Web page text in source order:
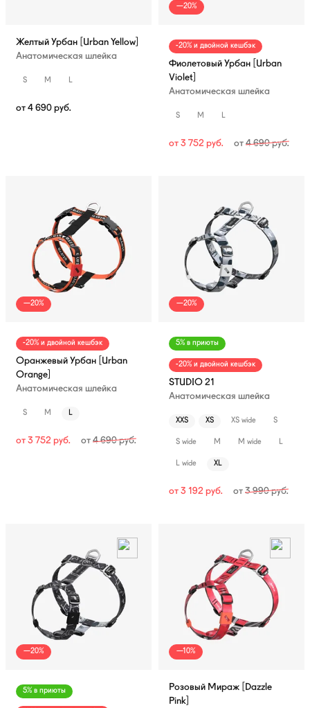
Желтый Урбан [Urban Yellow]
Анатомическая шлейка
S M L
от 4 690 руб.
—20%
-20% и двойной кешбэк
Фиолетовый Урбан [Urban
Violet]
Анатомическая шлейка
S M L
от 3 752 руб. от4 690руб.
—20%
-20% и двойной кешбэк
Оранжевый Урбан [Urban
Orange]
Анатомическая шлейка
S M L
от 3 752 руб. от4 690руб.
—20%
5% в приюты
-20% и двойной кешбэк
STUDIO 21
Анатомическая шлейка
XXS XS XS wide S
S wide M M wide L
L wide XL
от 3 192 руб. от3 990руб.
—20%
5% в приюты
—10%
Розовый Мираж [Dazzle
Pink]